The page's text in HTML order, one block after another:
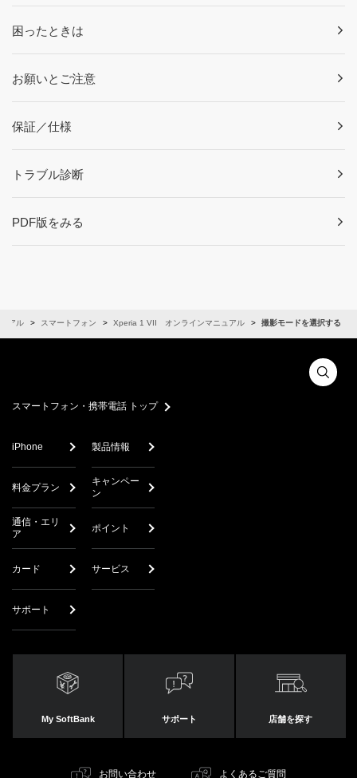
困ったときは
お願いとご注意
保証／仕様
トラブル診断
PDF版をみる
アル スマートフォン Xperia 1 VII オンラインマニュアル 撮影モードを選択する
スマートフォン・携帯電話 トップ
iPhone 製品情報
料金プラン
キャンペー
ン
通信・エリ
ア
ポイント
カード サービス
サポート
My SoftBank サポート 店舗を探す
お問い合わせ よくあるご質問